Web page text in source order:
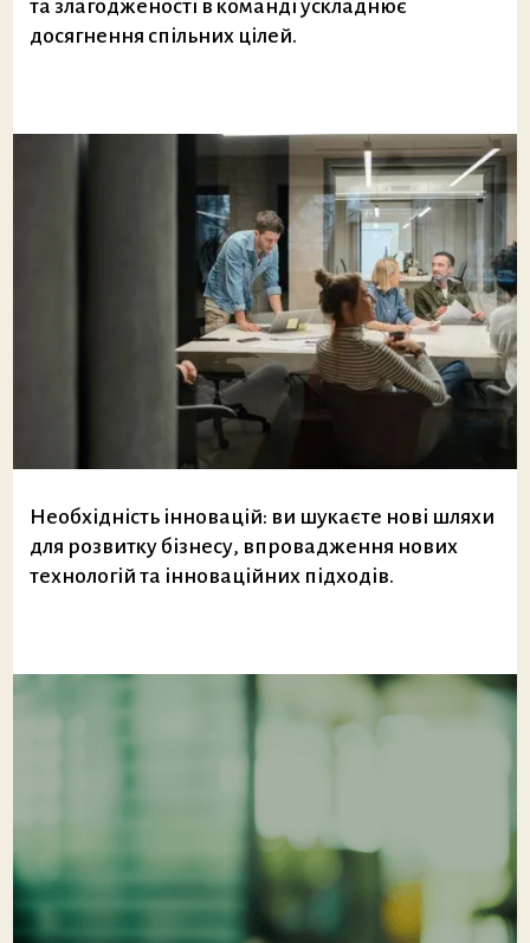
та злагодженості в команді ускладнює
досягнення спільних цілей.
Необхідність інновацій: ви шукаєте нові шляхи
для розвитку бізнесу, впровадження нових
технологій та інноваційних підходів.